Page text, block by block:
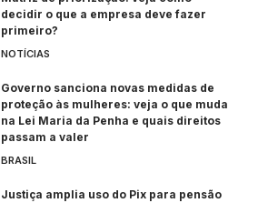
decidir o que a empresa deve fazer
primeiro?
NOTÍCIAS
Governo sanciona novas medidas de
proteção às mulheres: veja o que muda
na Lei Maria da Penha e quais direitos
passam a valer
BRASIL
Justiça amplia uso do Pix para pensão